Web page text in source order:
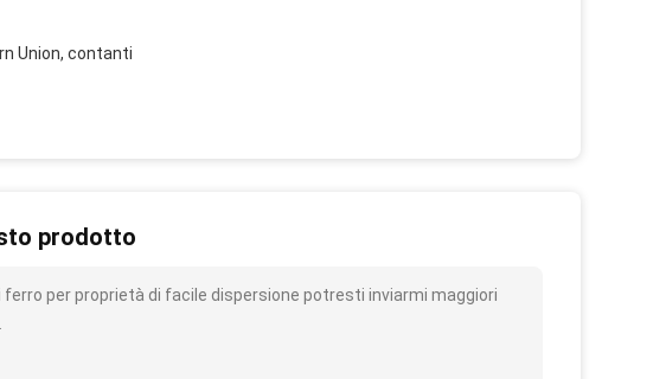
Union, contanti
prodotto
per proprietà di facile dispersione potresti inviarmi maggiori